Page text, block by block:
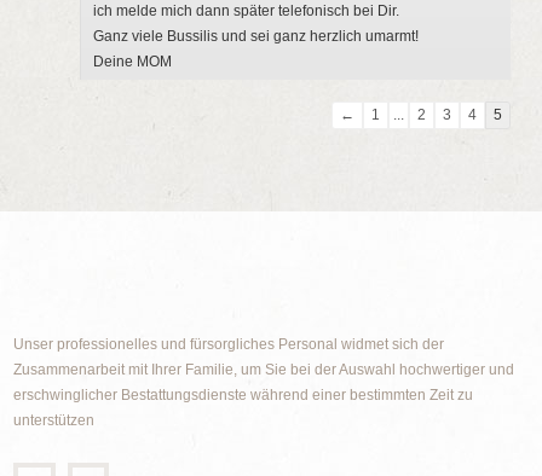
ich melde mich dann später telefonisch bei Dir.
Ganz viele Bussilis und sei ganz herzlich umarmt!
Deine MOM
Navigation
← 1 ... 2 3 4 5
Unser professionelles und fürsorgliches Personal widmet sich der
Zusammenarbeit mit Ihrer Familie, um Sie bei der Auswahl hochwertiger und
erschwinglicher Bestattungsdienste während einer bestimmten Zeit zu
unterstützen